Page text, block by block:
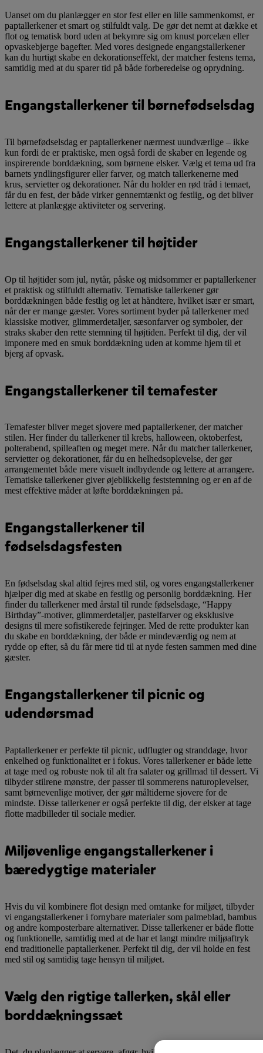
Uanset om du planlægger en stor fest eller en lille sammenkomst, er
paptallerkener et smart og stilfuldt valg. De gør det nemt at dække et
flot og tematisk bord uden at bekymre sig om knust porcelæn eller
opvaskebjerge bagefter. Med vores designede engangstallerkener
kan du hurtigt skabe en dekorationseffekt, der matcher festens tema,
samtidig med at du sparer tid på både forberedelse og oprydning.
Engangstallerkener til børnefødselsdag
Til børnefødselsdag er paptallerkener nærmest uundværlige – ikke
kun fordi de er praktiske, men også fordi de skaber en legende og
inspirerende borddækning, som børnene elsker. Vælg et tema ud fra
barnets yndlingsfigurer eller farver, og match tallerkenerne med
krus, servietter og dekorationer. Når du holder en rød tråd i temaet,
får du en fest, der både virker gennemtænkt og festlig, og det bliver
lettere at planlægge aktiviteter og servering.
Engangstallerkener til højtider
Op til højtider som jul, nytår, påske og midsommer er paptallerkener
et praktisk og stilfuldt alternativ. Tematiske tallerkener gør
borddækningen både festlig og let at håndtere, hvilket især er smart,
når der er mange gæster. Vores sortiment byder på tallerkener med
klassiske motiver, glimmerdetaljer, sæsonfarver og symboler, der
straks skaber den rette stemning til højtiden. Perfekt til dig, der vil
imponere med en smuk borddækning uden at komme hjem til et
bjerg af opvask.
Engangstallerkener til temafester
Temafester bliver meget sjovere med paptallerkener, der matcher
stilen. Her finder du tallerkener til krebs, halloween, oktoberfest,
polterabend, spilleaften og meget mere. Når du matcher tallerkener,
servietter og dekorationer, får du en helhedsoplevelse, der gør
arrangementet både mere visuelt indbydende og lettere at arrangere.
Tematiske tallerkener giver øjeblikkelig feststemning og er en af de
mest effektive måder at løfte borddækningen på.
Engangstallerkener til
fødselsdagsfesten
En fødselsdag skal altid fejres med stil, og vores engangstallerkener
hjælper dig med at skabe en festlig og personlig borddækning. Her
finder du tallerkener med årstal til runde fødselsdage, “Happy
Birthday”-motiver, glimmerdetaljer, pastelfarver og eksklusive
designs til mere sofistikerede fejringer. Med de rette produkter kan
du skabe en borddækning, der både er mindeværdig og nem at
rydde op efter, så du får mere tid til at nyde festen sammen med dine
gæster.
Engangstallerkener til picnic og
udendørsmad
Paptallerkener er perfekte til picnic, udflugter og stranddage, hvor
enkelhed og funktionalitet er i fokus. Vores tallerkener er både lette
at tage med og robuste nok til alt fra salater og grillmad til dessert. Vi
tilbyder stilrene mønstre, der passer til sommerens naturoplevelser,
samt børnevenlige motiver, der gør måltiderne sjovere for de
mindste. Disse tallerkener er også perfekte til dig, der elsker at tage
flotte madbilleder til sociale medier.
Miljøvenlige engangstallerkener i
bæredygtige materialer
Hvis du vil kombinere flot design med omtanke for miljøet, tilbyder
vi engangstallerkener i fornybare materialer som palmeblad, bambus
og andre komposterbare alternativer. Disse tallerkener er både flotte
og funktionelle, samtidig med at de har et langt mindre miljøaftryk
end traditionelle paptallerkener. Perfekt til dig, der vil holde en fest
med stil og samtidig tage hensyn til miljøet.
Vælg den rigtige tallerken, skål eller
borddækningssæt